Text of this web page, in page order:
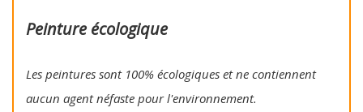
Peinture écologique
Les peintures sont 100% écologiques et ne contiennent
aucun agent néfaste pour l'environnement.